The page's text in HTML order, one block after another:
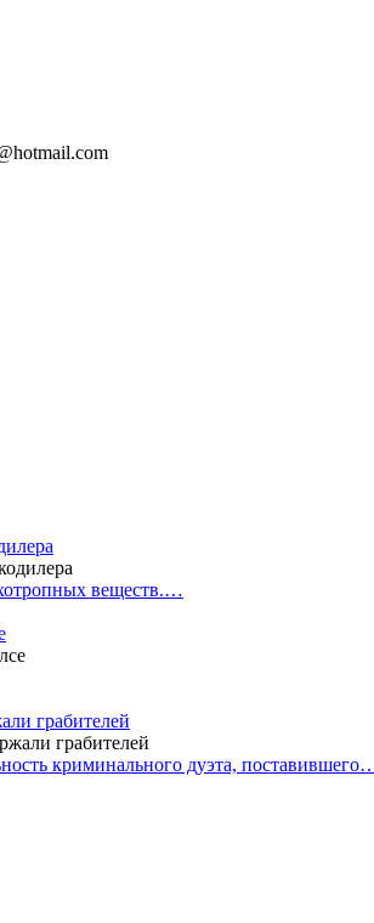
веществ.…
грабителей
криминального дуэта,